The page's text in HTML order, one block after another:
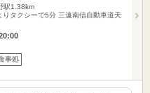
駅1.38km
りタクシーで5分 三遠南信自動車道天
事処